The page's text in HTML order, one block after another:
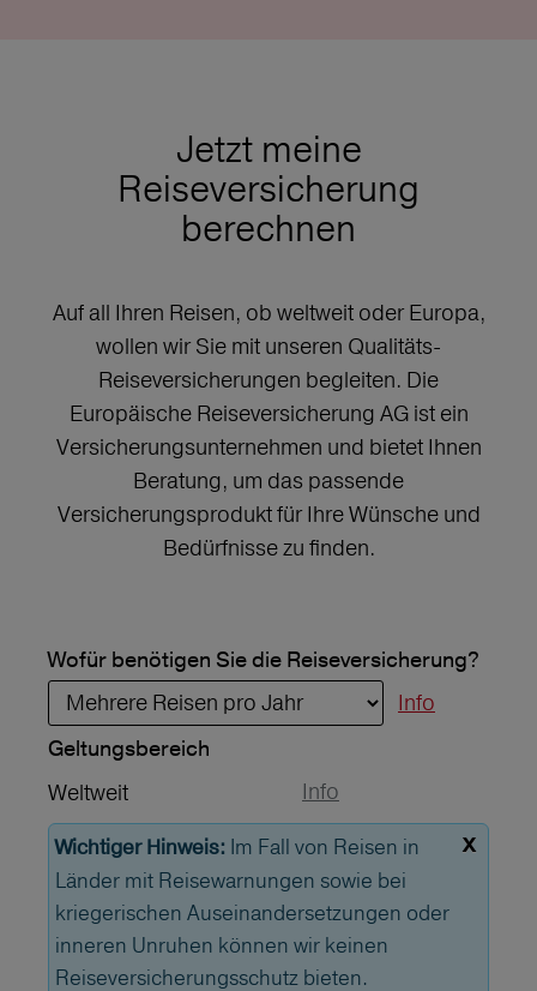
Jetzt meine
Reiseversicherung
berechnen
Auf all Ihren Reisen, ob weltweit oder Europa,
wollen wir Sie mit unseren Qualitäts-
Reiseversicherungen begleiten. Die
Europäische Reiseversicherung AG ist ein
Versicherungsunternehmen und bietet Ihnen
Beratung, um das passende
Versicherungsprodukt für Ihre Wünsche und
Bedürfnisse zu finden.
Wofür benötigen Sie die Reiseversicherung?
Info
Geltungs­bereich
Weltweit
Info
x
Wichtiger Hinweis: Im Fall von Reisen in
Länder mit Reisewarnungen sowie bei
kriegerischen Auseinandersetzungen oder
inneren Unruhen können wir keinen
Reiseversicherungsschutz bieten.